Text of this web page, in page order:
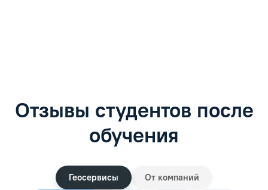
Отзывы студентов после
обучения
Геосервисы От компаний